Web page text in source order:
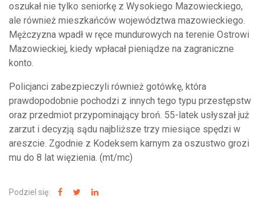
oszukał nie tylko seniorkę z Wysokiego Mazowieckiego,
ale również mieszkańców województwa mazowieckiego.
Mężczyzna wpadł w ręce mundurowych na terenie Ostrowi
Mazowieckiej, kiedy wpłacał pieniądze na zagraniczne
konto.
Policjanci zabezpieczyli również gotówkę, która
prawdopodobnie pochodzi z innych tego typu przestępstw
oraz przedmiot przypominający broń. 55-latek usłyszał już
zarzut i decyzją sądu najbliższe trzy miesiące spędzi w
areszcie. Zgodnie z Kodeksem karnym za oszustwo grozi
mu do 8 lat więzienia. (mt/mc)
Podziel się: